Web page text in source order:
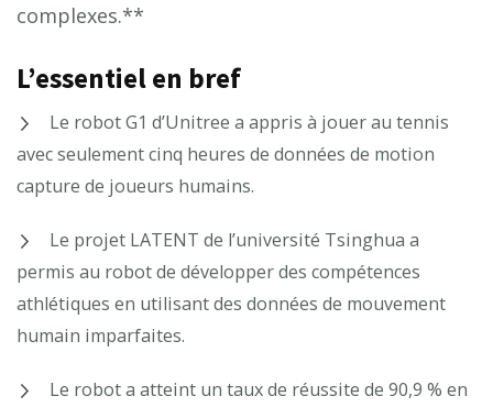
complexes.**
L’essentiel en bref
Le robot G1 d’Unitree a appris à jouer au tennis
avec seulement cinq heures de données de motion
capture de joueurs humains.
Le projet LATENT de l’université Tsinghua a
permis au robot de développer des compétences
athlétiques en utilisant des données de mouvement
humain imparfaites.
Le robot a atteint un taux de réussite de 90,9 % en